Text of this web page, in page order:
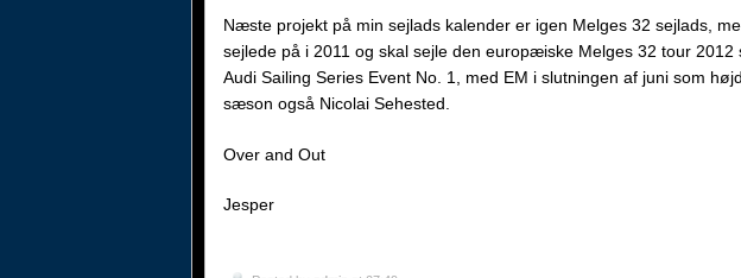
Næste projekt på min sejlads kalender er igen Melges 32 sejlads,
sejlede på i 2011 og skal sejle den europæiske Melges 32 tour
Audi Sailing Series Event No. 1, med EM i slutningen af juni som
sæson også Nicolai Sehested.
Over and Out
Jesper